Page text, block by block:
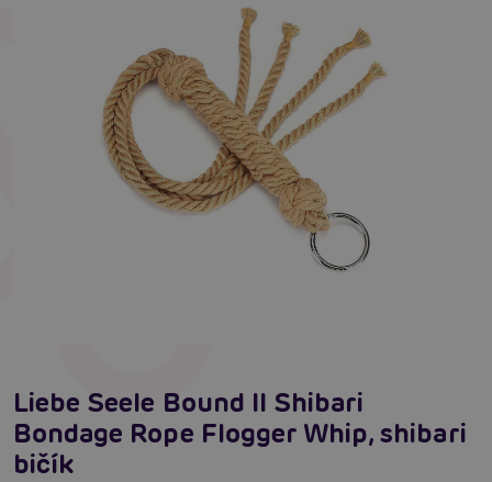
Liebe Seele Bound II Shibari
Bondage Rope Flogger Whip, shibari
bičík